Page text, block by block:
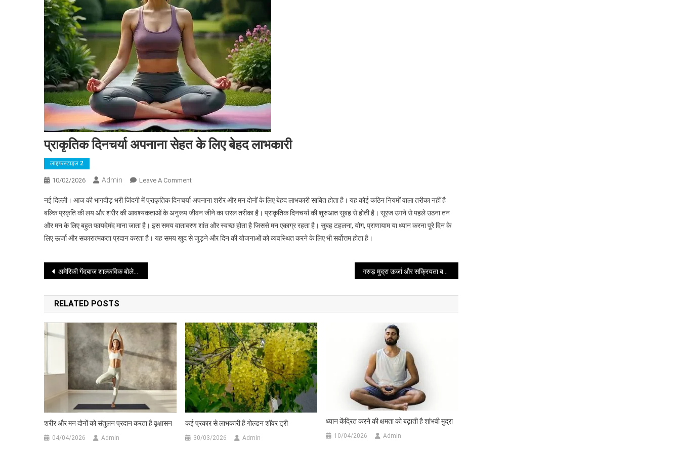
प्राकृतिक दिनचर्या अपनाना सेहत के लिए बेहद लाभकारी
लाइफस्टाइल 2
10/02/2026 Admin Leave A CommentOn
दिनचर्या
अपनाना
सेहत
के
नई दिल्ली। आज की भागदौड़ भरी जिंदगी में प्राकृतिक दिनचर्या अपनाना शरीर और मन दोनों के लिए बेहद लाभकारी साबित होता है। यह कोई कठिन नियमों वाला तरीका नहीं है
बल्कि प्रकृति की लय और शरीर की आवश्यकताओं के अनुरूप जीवन जीने का सरल तरीका है। प्राकृतिक दिनचर्या की शुरुआत सुबह से होती है। सूरज उगने से पहले उठना तन
और मन के लिए बहुत फायदेमंद माना जाता है। इस समय वातावरण शांत और स्वच्छ होता है जिससे मन एकाग्र रहता है। सुबह टहलना, योग, प्राणायाम या ध्यान करना पूरे दिन के
लिए ऊर्जा और सकारात्मकता प्रदान करता है। यह समय खुद से जुड़ने और दिन की योजनाओं को व्यवस्थित करने के लिए भी सर्वोत्तम होता है।
Post
navigation
अमेरिकी गेंदबाज शाल्कविक बोले अभी हमें काफी सुधार करना होगा
RELATED POSTS
शरीर और मन दोनों को संतुलन प्रदान करता है वृक्षासन
04/04/2026 Admin
कई प्रकार से लाभकारी है गोल्डन शॉवर ट्री
30/03/2026 Admin
ध्यान केंद्रित करने की क्षमता को बढ़ाती है शांभवी मुद्रा
10/04/2026 Admin